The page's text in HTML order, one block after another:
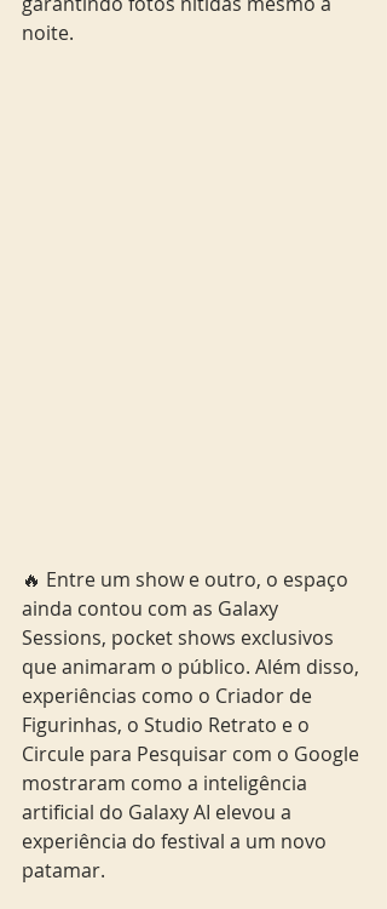
noite.
🔥 Entre um show e outro, o espaço
ainda contou com as Galaxy
Sessions, pocket shows exclusivos
que animaram o público. Além disso,
experiências como o Criador de
Figurinhas, o Studio Retrato e o
Circule para Pesquisar com o Google
mostraram como a inteligência
artificial do Galaxy AI elevou a
experiência do festival a um novo
patamar.